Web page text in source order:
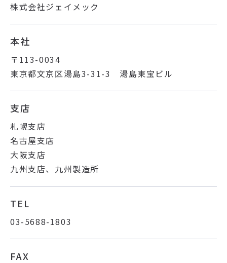
株式会社ジェイメック
本社
〒113-0034
東京都文京区湯島3-31-3 湯島東宝ビル
支店
札幌支店
名古屋支店
大阪支店
九州支店、九州製造所
TEL
03-5688-1803
FAX